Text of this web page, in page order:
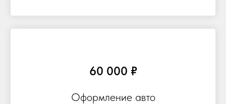
60 000 ₽
Оформление авто